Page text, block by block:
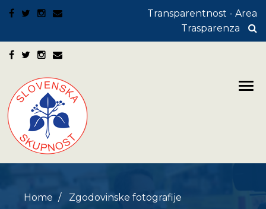
Transparentnost - Area
Trasparenza
Home Zgodovinske fotografije